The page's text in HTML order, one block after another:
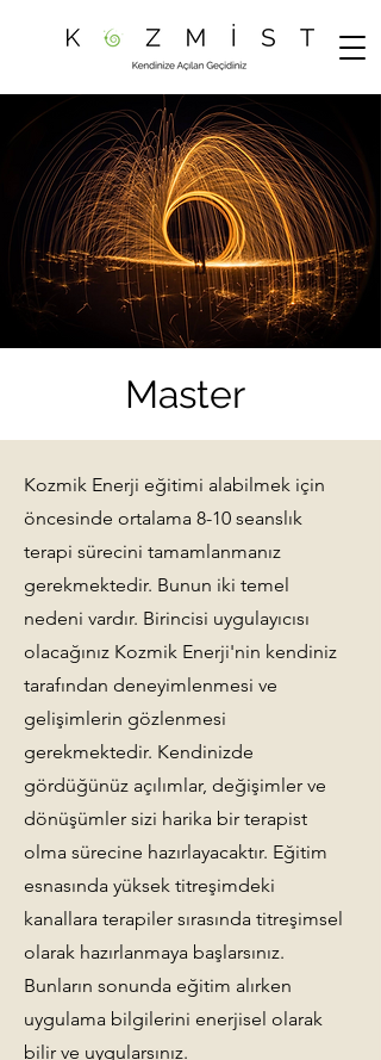
Master
Kozmik Enerji eğitimi alabilmek için
öncesinde ortalama 8-10 seanslık
terapi sürecini tamamlanmanız
gerekmektedir. Bunun iki temel
nedeni vardır. Birincisi uygulayıcısı
olacağınız Kozmik Enerji'nin kendiniz
tarafından deneyimlenmesi ve
gelişimlerin gözlenmesi
gerekmektedir. Kendinizde
gördüğünüz açılımlar, değişimler ve
dönüşümler sizi harika bir terapist
olma sürecine hazırlayacaktır. Eğitim
esnasında yüksek titreşimdeki
kanallara terapiler sırasında titreşimsel
olarak hazırlanmaya başlarsınız.
Bunların sonunda eğitim alırken
uygulama bilgilerini enerjisel olarak
bilir ve uygularsınız.